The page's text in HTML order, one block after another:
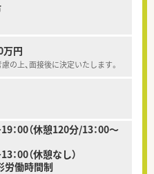
万円
の上、面接後に決定いたします。
：00（休憩120分/13：00～
00（休憩なし）
働時間制